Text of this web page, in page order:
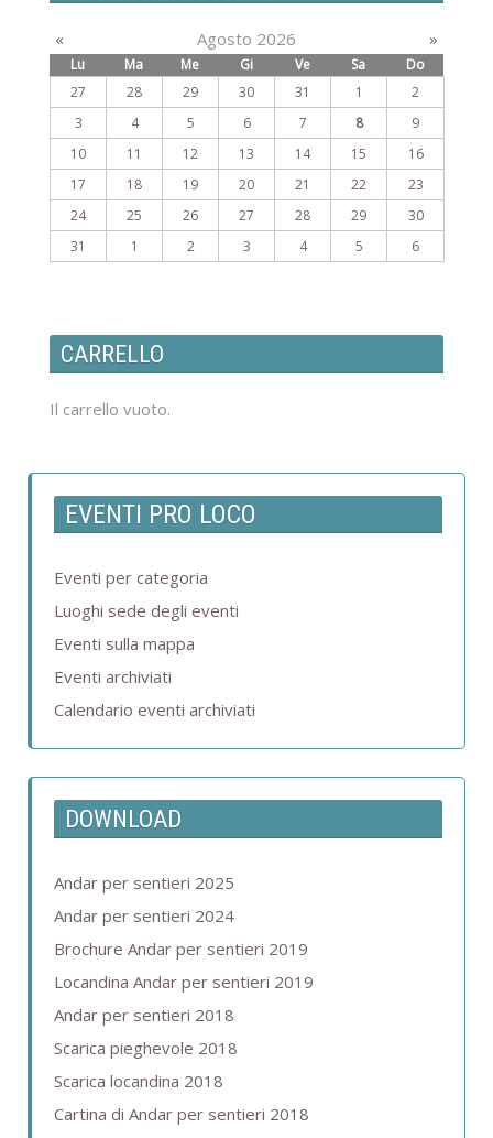
« Agosto 2026 »
Lu Ma Me Gi Ve Sa
Do
27
28 29 30 31 1
2
3
4 5 6 7 8
9
10
11 12 13 14 15
16
17
18 19 20 21 22
23
24
25 26 27 28 29
30
31
1 2 3 4 5 6
CARRELLO
Il carrello vuoto.
EVENTI PRO LOCO
Eventi per categoria
Luoghi sede degli eventi
Eventi sulla mappa
Eventi archiviati
Calendario eventi archiviati
DOWNLOAD
Andar per sentieri 2025
Andar per sentieri 2024
Brochure Andar per sentieri 2019
Locandina Andar per sentieri 2019
Andar per sentieri 2018
Scarica pieghevole 2018
Scarica locandina 2018
Cartina di Andar per sentieri 2018